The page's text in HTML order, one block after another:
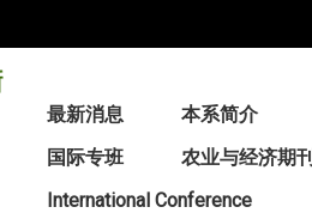
最新消息 本系简介
国际专班
农业与经济期刊
International Conference